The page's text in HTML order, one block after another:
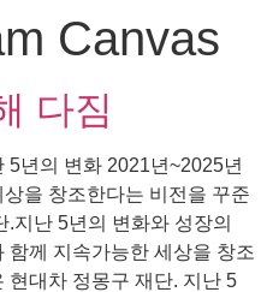
Canvas
다짐
5년의 변화 2021년~2025년
을 창조한다는 비전을 꾸준
지난 5년의 변화와 성장의
함께 지속가능한 세상을 창조
현대차 정몽구 재단. 지난 5